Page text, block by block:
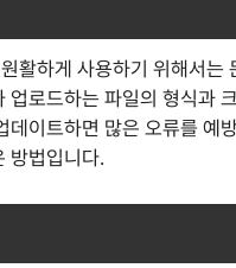
활하게 사용하기 위해서는
업로드하는 파일의 형식과
이트하면 많은 오류를 예
방법입니다.